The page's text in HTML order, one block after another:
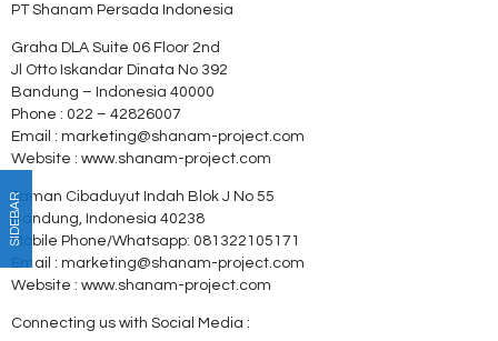
PT Shanam Persada Indonesia
Graha DLA Suite 06 Floor 2nd
Jl Otto Iskandar Dinata No 392
Bandung – Indonesia 40000
Phone : 022 – 42826007
Email : marketing@shanam-project.com
Website : www.shanam-project.com
Taman Cibaduyut Indah Blok J No 55
Bandung, Indonesia 40238
Mobile Phone/Whatsapp: 081322105171
Email : marketing@shanam-project.com
Website : www.shanam-project.com
Connecting us with Social Media :
SIDEBAR